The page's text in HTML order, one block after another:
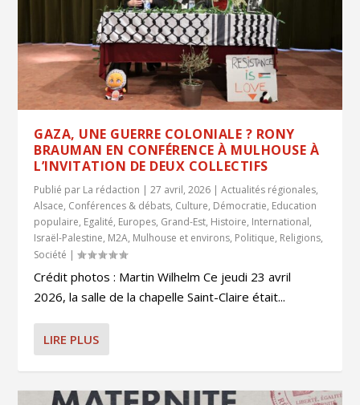
GAZA, UNE GUERRE COLONIALE ? RONY
BRAUMAN EN CONFÉRENCE À MULHOUSE À
L’INVITATION DE DEUX COLLECTIFS
Publié par La rédaction |27 avril, 2026 |Actualités régionales,
Alsace, Conférences & débats, Culture, Démocratie, Education
populaire, Egalité, Europes, Grand-Est, Histoire, International,
Israël-Palestine, M2A, Mulhouse et environs, Politique, Religions,
Société |
Crédit photos : Martin Wilhelm Ce jeudi 23 avril
2026, la salle de la chapelle Saint-Claire était...
LIRE PLUS